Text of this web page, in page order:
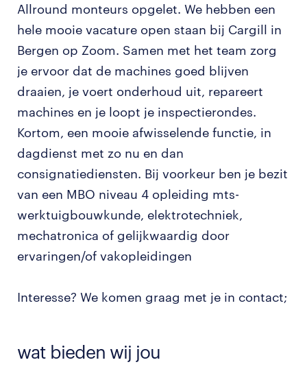
Allround monteurs opgelet. We hebben een
hele mooie vacature open staan bij Cargill in
Bergen op Zoom. Samen met het team zorg
je ervoor dat de machines goed blijven
draaien, je voert onderhoud uit, repareert
machines en je loopt je inspectierondes.
Kortom, een mooie afwisselende functie, in
dagdienst met zo nu en dan
consignatiediensten. Bij voorkeur ben je bezit
van een MBO niveau 4 opleiding mts-
werktuigbouwkunde, elektrotechniek,
mechatronica of gelijkwaardig door
ervaringen/of vakopleidingen
Interesse? We komen graag met je in contact;
wat bieden wij jou